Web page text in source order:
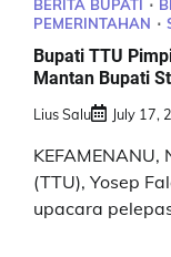
BERITA BUPATI
PEMERINTAHAN
Bupati TTU
Mantan Bupati
Lius Salu July 17,
(TTU), Yosep
upacara